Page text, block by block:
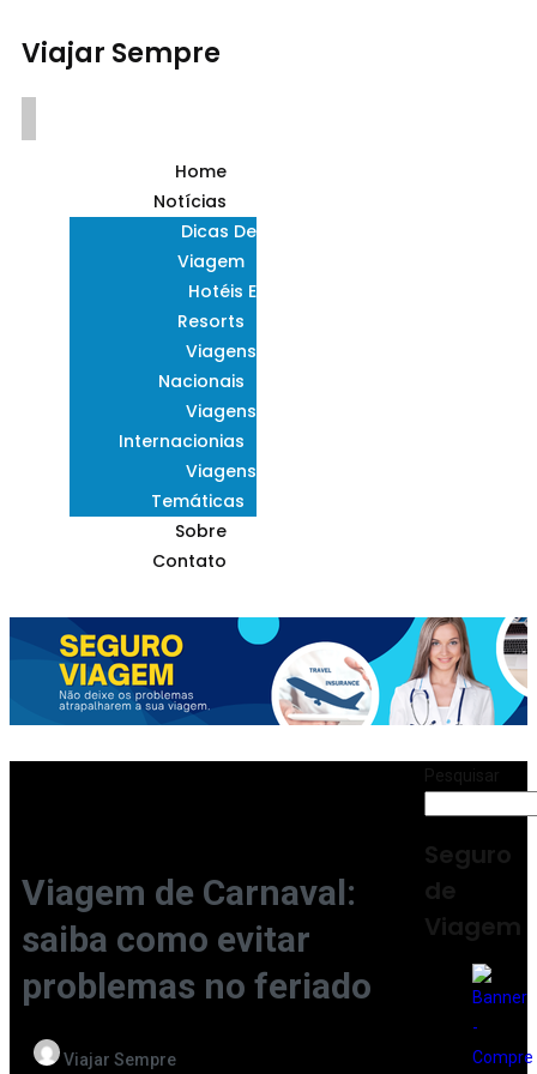
Viajar Sempre
Home
Notícias
Dicas De
Viagem
Hotéis E
Resorts
Viagens
Nacionais
Viagens
Internacionias
Viagens
Temáticas
Sobre
Contato
Viagem de Carnaval:
saiba como evitar
problemas no feriado
Viajar Sempre
Pesquisar
Seguro
de
Viagem